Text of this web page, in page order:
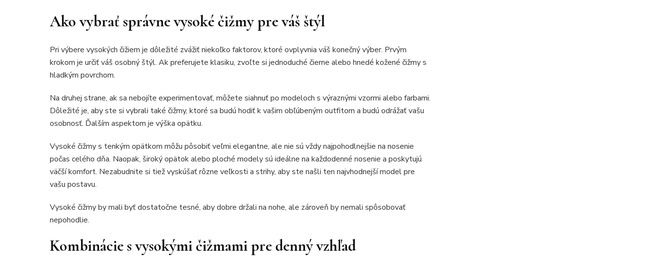
Ako vybrať správne vysoké čižmy pre váš štýl
Pri výbere vysokých čižiem je dôležité zvážiť niekoľko faktorov, ktoré ovplyvnia váš konečný výber. Prvým
krokom je určiť váš osobný štýl. Ak preferujete klasiku, zvoľte si jednoduché čierne alebo hnedé kožené čižmy s
hladkým povrchom.
Na druhej strane, ak sa nebojíte experimentovať, môžete siahnuť po modeloch s výraznými vzormi alebo farbami.
Dôležité je, aby ste si vybrali také čižmy, ktoré sa budú hodiť k vašim obľúbeným outfitom a budú odrážať vašu
osobnosť. Ďalším aspektom je výška opätku.
Vysoké čižmy s tenkým opätkom môžu pôsobiť veľmi elegantne, ale nie sú vždy najpohodlnejšie na nosenie
počas celého dňa. Naopak, široký opätok alebo ploché modely sú ideálne na každodenné nosenie a poskytujú
väčší komfort. Nezabudnite si tiež vyskúšať rôzne veľkosti a strihy, aby ste našli ten najvhodnejší model pre
vašu postavu.
Vysoké čižmy by mali byť dostatočne tesné, aby dobre držali na nohe, ale zároveň by nemali spôsobovať
nepohodlie.
Kombinácie s vysokými čižmami pre denný vzhľad